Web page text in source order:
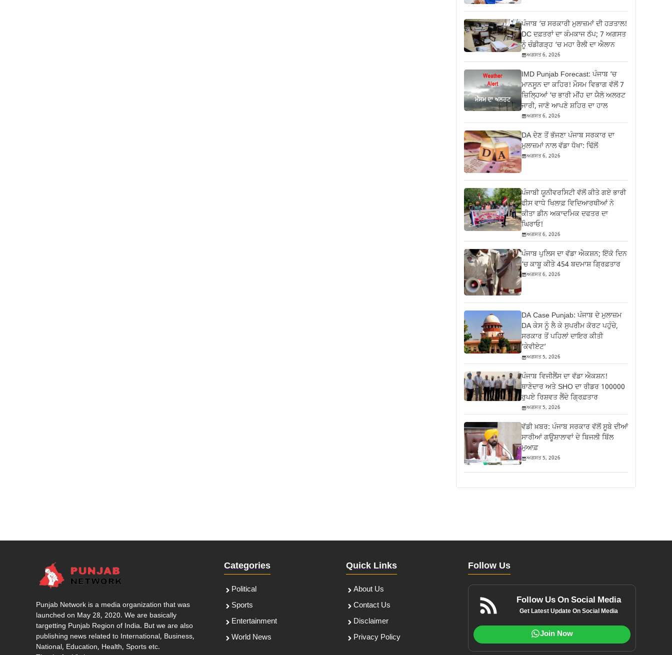
ਪੰਜਾਬ ‘ਚ ਸਰਕਾਰੀ ਮੁਲਾਜ਼ਮਾਂ ਦੀ ਹੜਤਾਲ!
DC ਦਫ਼ਤਰਾਂ ਦਾ ਕੰਮਕਾਜ ਠੱਪ; 7 ਅਗਸਤ
ਨੂੰ ਚੰਡੀਗੜ੍ਹ ‘ਚ ਮਹਾ ਰੈਲੀ ਦਾ ਐਲਾਨ
ਅਗਸਤ 6, 2026
IMD Punjab Forecast: ਪੰਜਾਬ ‘ਚ
ਮਾਨਸੂਨ ਦਾ ਕਹਿਰ! ਮੌਸਮ ਵਿਭਾਗ ਵੱਲੋਂ 7
ਜ਼ਿਲ੍ਹਿਆਂ ‘ਚ ਭਾਰੀ ਮੀਂਹ ਦਾ ਯੈਲੋ ਅਲਰਟ
ਜਾਰੀ, ਜਾਣੋ ਆਪਣੇ ਸ਼ਹਿਰ ਦਾ ਹਾਲ
ਅਗਸਤ 6, 2026
DA ਦੇਣ‌ ਤੋਂ ਭੱਜਣਾ ਪੰਜਾਬ ਸਰਕਾਰ ਦਾ
ਮੁਲਾਜ਼ਮਾਂ ਨਾਲ ਵੱਡਾ ਧੋਖਾ: ਢਿੱਲੋਂ
ਅਗਸਤ 6, 2026
ਪੰਜਾਬੀ ਯੂਨੀਵਰਸਿਟੀ ਵੱਲੋਂ ਕੀਤੇ ਗਏ ਭਾਰੀ
ਫੀਸ ਵਾਧੇ ਖਿਲਾਫ਼ ਵਿਦਿਆਰਥੀਆਂ ਨੇ
ਕੀਤਾ ਡੀਨ ਅਕਾਦਮਿਕ ਦਫਤਰ ਦਾ
ਘਿਰਾਓ!
ਅਗਸਤ 6, 2026
ਪੰਜਾਬ ਪੁਲਿਸ ਦਾ ਵੱਡਾ ਐਕਸ਼ਨ; ਇੱਕੋ ਦਿਨ
‘ਚ ਕਾਬੂ ਕੀਤੇ 454 ਬਦਮਾਸ਼ ਗ੍ਰਿਫ਼ਤਾਰ
ਅਗਸਤ 6, 2026
DA Case Punjab: ਪੰਜਾਬ ਦੇ ਮੁਲਾਜ਼ਮ
DA ਕੇਸ ਨੂੰ ਲੈ ਕੇ ਸੁਪਰੀਮ ਕੋਰਟ ਪਹੁੰਚੇ,
ਸਰਕਾਰ ਤੋਂ ਪਹਿਲਾਂ ਦਾਇਰ ਕੀਤੀ
‘ਕੇਵੀਏਟ’
ਅਗਸਤ 5, 2026
ਪੰਜਾਬ ਵਿਜੀਲੈਂਸ ਦਾ ਵੱਡਾ ਐਕਸ਼ਨ!
ਥਾਣੇਦਾਰ ਅਤੇ SHO ਦਾ ਰੀਡਰ 100000
ਰੁਪਏ ਰਿਸ਼ਵਤ ਲੈਂਦੇ ਗ੍ਰਿਫ਼ਤਾਰ
ਅਗਸਤ 5, 2026
ਵੱਡੀ ਖ਼ਬਰ: ਪੰਜਾਬ ਸਰਕਾਰ ਵੱਲੋਂ ਸੂਬੇ ਦੀਆਂ
ਸਾਰੀਆਂ ਗਊਸ਼ਾਲਾਵਾਂ ਦੇ ਬਿਜਲੀ ਬਿੱਲ
ਮੁਆਫ਼
ਅਗਸਤ 5, 2026
Punjab Network is a media organization that was
launched on May 28, 2020. We are basically
targetting Punjab Region of India. But we are also
publishing news related to International, Business,
National, Education, Health, Sports etc.
Categories
Political
Sports
Entertainment
World News
Quick Links
About Us
Contact Us
Disclaimer
Privacy Policy
Follow Us
Follow Us On Social Media
Get Latest Update On Social Media
Join Now